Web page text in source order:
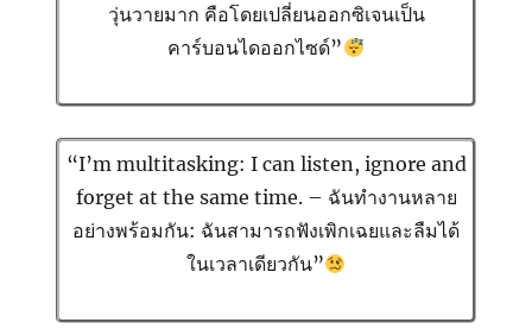
วุ่นวายมาก คือโดยเปลี่ยนออกซิเจนเป็น
คาร์บอนไดออกไซด์”
“I’m multitasking: I can listen, ignore and
forget at the same time. – ฉันทำงานหลาย
อย่างพร้อมกัน: ฉันสามารถฟังเพิกเฉยและลืมได้
ในเวลาเดียวกัน”